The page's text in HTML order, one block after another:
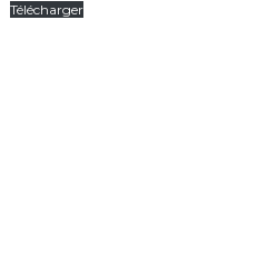
Télécharger